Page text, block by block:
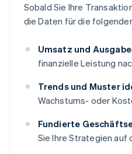
Sobald Sie Ihre
die Daten für die
Umsatz und
finanzielle Leistung
Trends und Muster
Wachstums- oder
Fundierte
Sie Ihre Strategien